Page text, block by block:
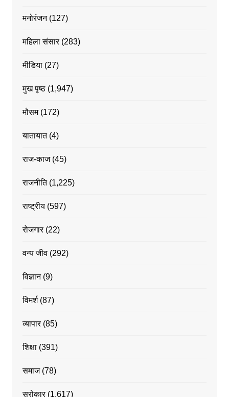
मनोरंजन(127)
महिला संसार(283)
मीडिया(27)
मुख पृष्ठ(1,947)
मौसम(172)
यातायात(4)
राज-काज(45)
राजनीति(1,225)
राष्ट्रीय(597)
रोजगार(22)
वन्य जीव(292)
विज्ञान(9)
विमर्श(87)
व्यापार(85)
शिक्षा(391)
समाज(78)
सरोकार(1,617)